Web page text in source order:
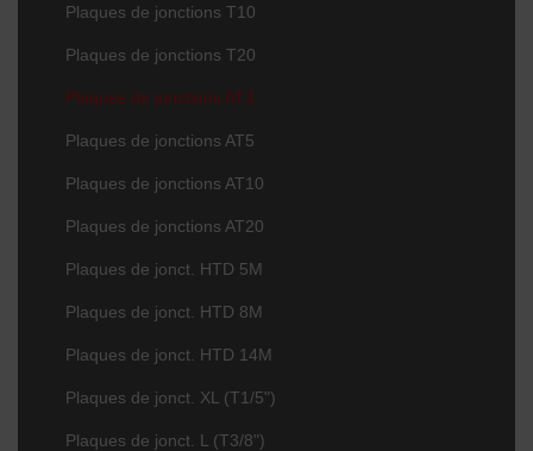
Plaques de jonctions T10
Plaques de jonctions T20
Plaques de jonctions AT3
Plaques de jonctions AT5
Plaques de jonctions AT10
Plaques de jonctions AT20
Plaques de jonct. HTD 5M
Plaques de jonct. HTD 8M
Plaques de jonct. HTD 14M
Plaques de jonct. XL (T1/5")
Plaques de jonct. L (T3/8")